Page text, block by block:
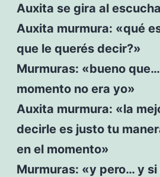
Auxita se gira al
Auxita murmura: «qué
que le querés decir?»
Murmuras: «bueno
momento no era yo»
Auxita murmura: «la
decirle es justo tu
en el momento»
Murmuras: «y pero… y